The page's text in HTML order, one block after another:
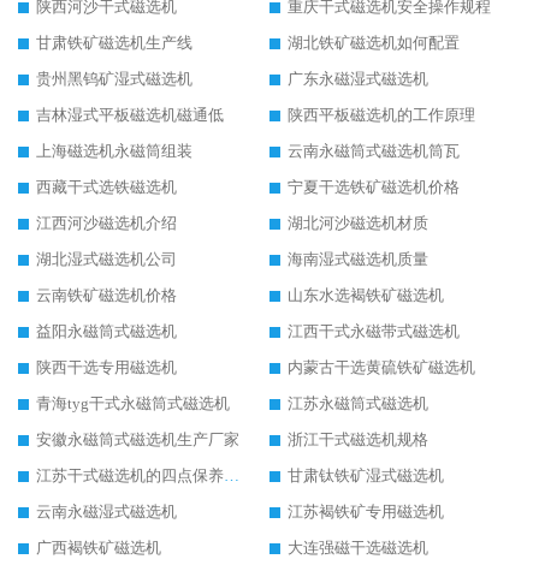
陕西河沙干式磁选机
重庆干式磁选机安全操作规程
甘肃铁矿磁选机生产线
湖北铁矿磁选机如何配置
贵州黑钨矿湿式磁选机
广东永磁湿式磁选机
吉林湿式平板磁选机磁通低
陕西平板磁选机的工作原理
上海磁选机永磁筒组装
云南永磁筒式磁选机筒瓦
西藏干式选铁磁选机
宁夏干选铁矿磁选机价格
江西河沙磁选机介绍
湖北河沙磁选机材质
湖北湿式磁选机公司
海南湿式磁选机质量
云南铁矿磁选机价格
山东水选褐铁矿磁选机
益阳永磁筒式磁选机
江西干式永磁带式磁选机
陕西干选专用磁选机
内蒙古干选黄硫铁矿磁选机
青海tyg干式永磁筒式磁选机
江苏永磁筒式磁选机
安徽永磁筒式磁选机生产厂家
浙江干式磁选机规格
江苏干式磁选机的四点保养秘籍
甘肃钛铁矿湿式磁选机
云南永磁湿式磁选机
江苏褐铁矿专用磁选机
广西褐铁矿磁选机
大连强磁干选磁选机